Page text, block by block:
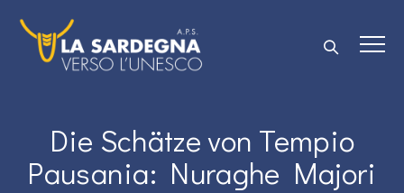
Die Schätze von Tempio
Pausania: Nuraghe Majori